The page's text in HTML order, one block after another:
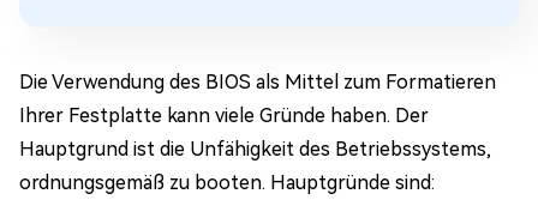
Die Verwendung des BIOS als Mittel zum Formatieren
Ihrer Festplatte kann viele Gründe haben. Der
Hauptgrund ist die Unfähigkeit des Betriebssystems,
ordnungsgemäß zu booten. Hauptgründe sind: